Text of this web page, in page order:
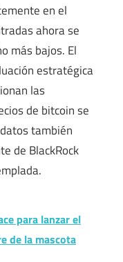
en el
ahora se
más bajos. El
estratégica
las
de bitcoin se
también
de BlackRock
para lanzar el
de la mascota